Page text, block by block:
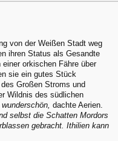
von der Weißen Stadt weg
ihren Status als Gesandte
orkischen Fähre über
sie ein gutes Stück
Großen Stroms und
Wildnis des südlichen
dachte Aerien.
selbst die Schatten Mordors
gebracht. Ithilien kann